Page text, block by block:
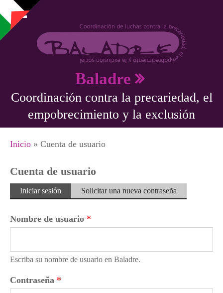
Pasar al contenido principal
Baladre
Coordinación contra la precariedad, el
empobrecimiento y la exclusión
Se encuentra usted aquí
Inicio » Cuenta de usuario
Cuenta de usuario
Solapas principales
Iniciar sesión (solapaSolicitar una nueva contraseña
Nombre de usuario *
Escriba su nombre de usuario en Baladre.
Contraseña *